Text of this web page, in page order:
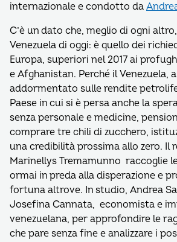
internazionale e condotto da
C’è un dato che, meglio di ogni
Venezuela di oggi: è quello dei
Europa, superiori nel 2017 ai
e Afghanistan. Perché il Venezuela,
addormentato sulle rendite
Paese in cui si è persa anche la
senza personale e medicine,
comprare tre chili di zucchero,
una credibilità prossima allo zero. Il
Marinellys Tremamunno raccoglie
ormai in preda alla disperazione e
fortuna altrove. In studio, Andrea
Josefina Cannata, economista e
venezuelana, per approfondire le
che pare senza fine e analizzare i